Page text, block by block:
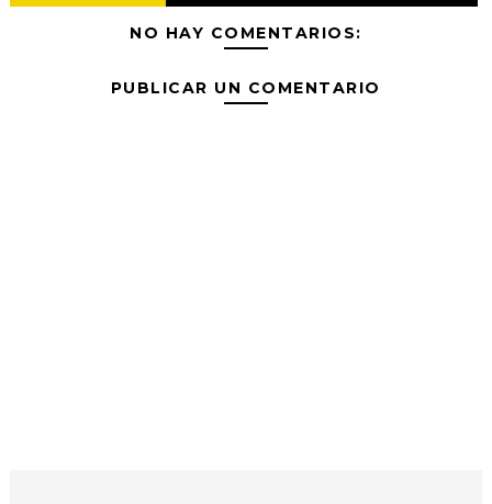
NO HAY COMENTARIOS:
PUBLICAR UN COMENTARIO